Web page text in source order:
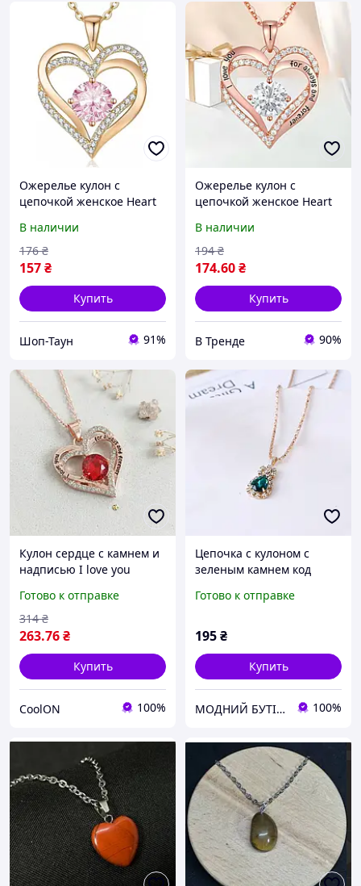
Ожерелье кулон с
цепочкой женское Нeart
камнем, цирконий,
золотой цвет. Розовый
цвет
В наличии
157₴
176 ₴
Купить
Шоп-Таун 91%
Ожерелье кулон с
цепочкой женское Нeart
камнем, цирконий,
золотой цвет. На подарок
В наличии
174.60₴
194 ₴
Купить
В Тренде 90%
Кулон сердце с камнем и
надписью I love you
цепочке подарок
Готово к отправке
263.76₴
314 ₴
Купить
CoolON 100%
Цепочка с кулоном с
зеленым камнем код
Готово к отправке
195₴
Купить
МОДНИЙ БУТІК жіноче взуття, сумки, гаманці, біжутерія, купальники, рюкзаки, куртки жіночі 100%